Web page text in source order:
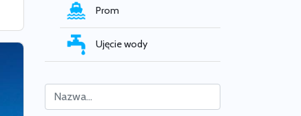
Prom
Ujęcie wody